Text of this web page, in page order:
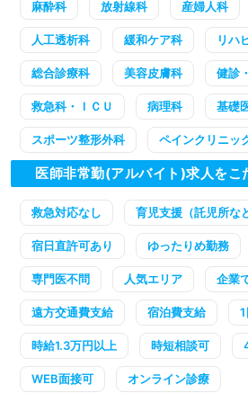
麻酔科 放射線科 産婦人科
人工透析科 緩和ケア科 リハ
総合診療科 美容皮膚科 健診
救急科・ＩＣＵ 病理科 基礎
スポーツ整形外科 ペインクリニッ
医師非常勤(アルバイト)求人をこ
救急対応なし 育児支援（託児所な
宿日直許可あり ゆったりめ勤務
専門医不問 人気エリア 企業
遠方交通費支給 宿泊費支給
時給1.3万円以上 時短相談可
WEB面接可 オンライン診療